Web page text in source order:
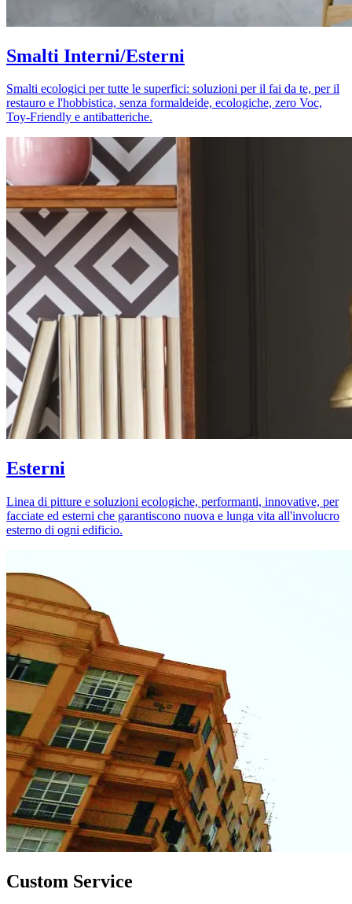
Smalti Interni/Esterni
Smalti ecologici per tutte le superfici: soluzioni per il fai da te, per il
restauro e l'hobbistica, senza formaldeide, ecologiche, zero Voc,
Toy-Friendly e antibatteriche.
Esterni
Linea di pitture e soluzioni ecologiche, performanti, innovative, per
facciate ed esterni che garantiscono nuova e lunga vita all'involucro
esterno di ogni edificio.
Custom Service